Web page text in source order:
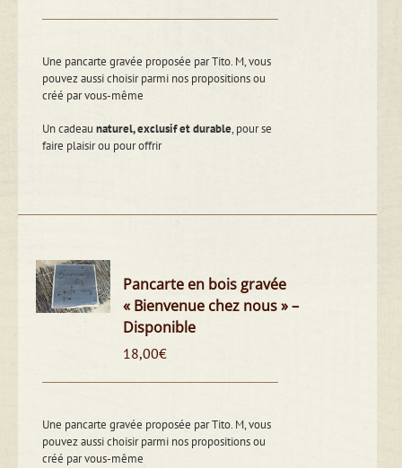
Une pancarte gravée proposée par Tito. M, vous
pouvez aussi choisir parmi nos propositions ou
créé par vous-même
Un cadeaunaturel, exclusif et durable, pour se
faire plaisir ou pour offrir
Pancarte en bois gravée
« Bienvenue chez nous » –
Disponible
18,00€
Une pancarte gravée proposée par Tito. M, vous
pouvez aussi choisir parmi nos propositions ou
créé par vous-même